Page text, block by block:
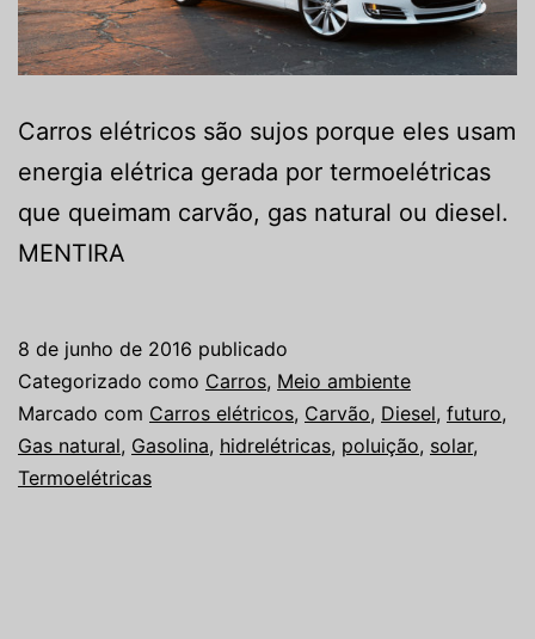
Carros elétricos são sujos porque eles usam
energia elétrica gerada por termoelétricas
que queimam carvão, gas natural ou diesel.
MENTIRA
8 de junho de 2016 publicado
Categorizado como Carros, Meio ambiente
Marcado com Carros elétricos, Carvão, Diesel, futuro,
Gas natural, Gasolina, hidrelétricas, poluição, solar,
Termoelétricas